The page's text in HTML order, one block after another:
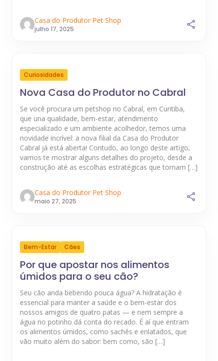
Casa do Produtor Pet Shop
julho 17, 2025
Curiosidades
Nova Casa do Produtor no Cabral
Se você procura um petshop no Cabral, em Curitiba,
que una qualidade, bem-estar, atendimento
especializado e um ambiente acolhedor, temos uma
novidade incrível: a nova filial da Casa do Produtor
Cabral já está aberta! Contudo, ao longo deste artigo,
vamos te mostrar alguns detalhes do projeto, desde a
construção até as escolhas estratégicas que tornam […]
Casa do Produtor Pet Shop
maio 27, 2025
Bem-Estar Cães
Por que apostar nos alimentos
úmidos para o seu cão?
Seu cão anda bebendo pouca água? A hidratação é
essencial para manter a saúde e o bem-estar dos
nossos amigos de quatro patas — e nem sempre a
água no potinho dá conta do recado. É aí que entram
os alimentos úmidos, como sachês e enlatados, que
vão muito além do sabor: bem como, são […]